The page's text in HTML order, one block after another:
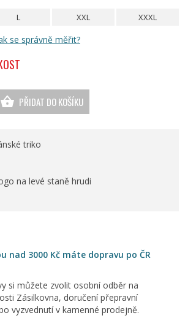
L XXL XXXL
se správně měřit?
PŘIDAT DO KOŠÍKU
triko
na levé staně hrudi
nad 3000 Kč máte dopravu po ČR
si můžete zvolit osobní odběr na
Zásilkovna, doručení přepravní
vyzvednutí v kamenné prodejně.